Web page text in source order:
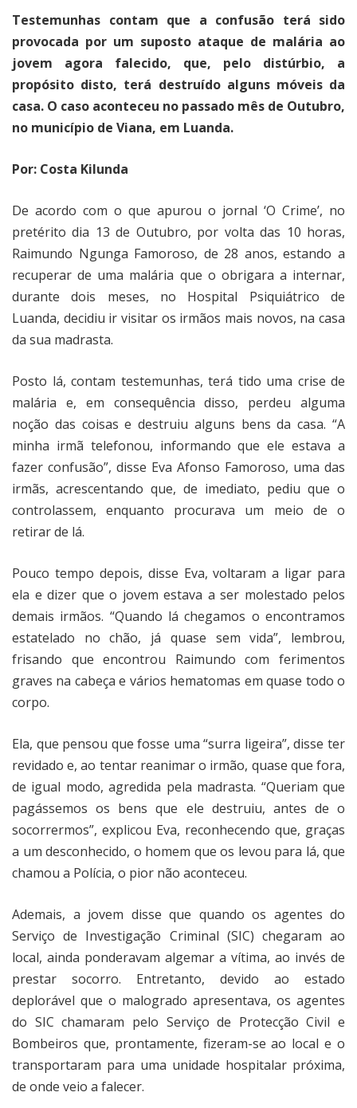
Testemunhas contam que a confusão terá sido
provocada por um suposto ataque de malária ao
jovem agora falecido, que, pelo distúrbio, a
propósito disto, terá destruído alguns móveis da
casa. O caso aconteceu no passado mês de Outubro,
no município de Viana, em Luanda.
Por: Costa Kilunda
De acordo com o que apurou o jornal ‘O Crime’, no
pretérito dia 13 de Outubro, por volta das 10 horas,
Raimundo Ngunga Famoroso, de 28 anos, estando a
recuperar de uma malária que o obrigara a internar,
durante dois meses, no Hospital Psiquiátrico de
Luanda, decidiu ir visitar os irmãos mais novos, na casa
da sua madrasta.
Posto lá, contam testemunhas, terá tido uma crise de
malária e, em consequência disso, perdeu alguma
noção das coisas e destruiu alguns bens da casa. “A
minha irmã telefonou, informando que ele estava a
fazer confusão”, disse Eva Afonso Famoroso, uma das
irmãs, acrescentando que, de imediato, pediu que o
controlassem, enquanto procurava um meio de o
retirar de lá.
Pouco tempo depois, disse Eva, voltaram a ligar para
ela e dizer que o jovem estava a ser molestado pelos
demais irmãos. “Quando lá chegamos o encontramos
estatelado no chão, já quase sem vida”, lembrou,
frisando que encontrou Raimundo com ferimentos
graves na cabeça e vários hematomas em quase todo o
corpo.
Ela, que pensou que fosse uma “surra ligeira”, disse ter
revidado e, ao tentar reanimar o irmão, quase que fora,
de igual modo, agredida pela madrasta. “Queriam que
pagássemos os bens que ele destruiu, antes de o
socorrermos”, explicou Eva, reconhecendo que, graças
a um desconhecido, o homem que os levou para lá, que
chamou a Polícia, o pior não aconteceu.
Ademais, a jovem disse que quando os agentes do
Serviço de Investigação Criminal (SIC) chegaram ao
local, ainda ponderavam algemar a vítima, ao invés de
prestar socorro. Entretanto, devido ao estado
deplorável que o malogrado apresentava, os agentes
do SIC chamaram pelo Serviço de Protecção Civil e
Bombeiros que, prontamente, fizeram-se ao local e o
transportaram para uma unidade hospitalar próxima,
de onde veio a falecer.